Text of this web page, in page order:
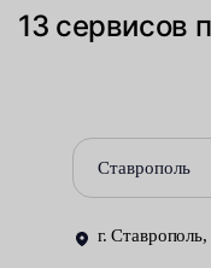
иные поломки. Поэтому
обращайтесь к
низкое качество самих
на все коробки
масла. Таким образом,
13 сервисов
Ставрополь
г.